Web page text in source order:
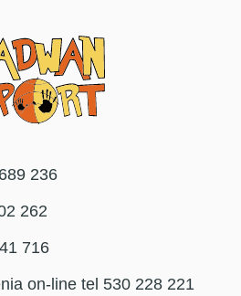
236
262
716
on-line tel 530 228 221